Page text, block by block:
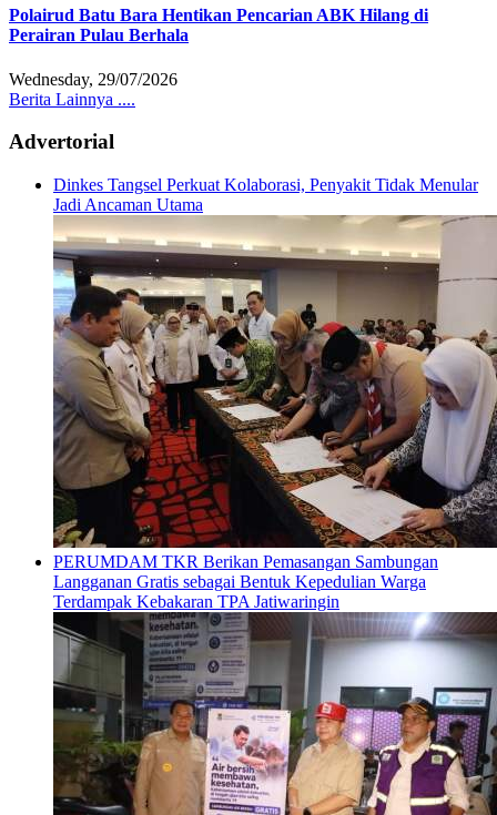
Polairud Batu Bara Hentikan Pencarian ABK Hilang di
Perairan Pulau Berhala
Wednesday, 29/07/2026
Berita Lainnya ....
Advertorial
Dinkes Tangsel Perkuat Kolaborasi, Penyakit Tidak Menular
Jadi Ancaman Utama
PERUMDAM TKR Berikan Pemasangan Sambungan
Langganan Gratis sebagai Bentuk Kepedulian Warga
Terdampak Kebakaran TPA Jatiwaringin